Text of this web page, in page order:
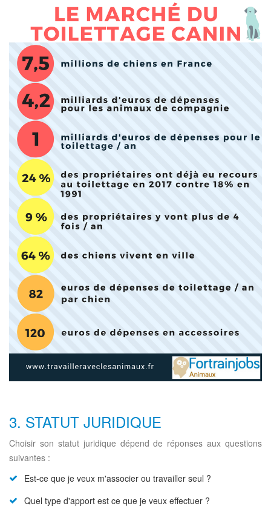
3. STATUT JURIDIQUE
Choisir son statut juridique dépend de réponses aux questions
suivantes :
Est-ce que je veux m'associer ou travailler seul ?
Quel type d'apport est ce que je veux effectuer ?